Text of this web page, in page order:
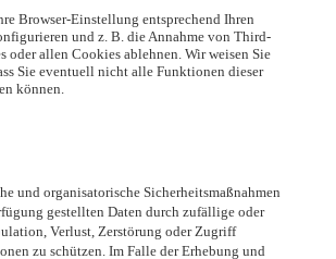
Browser-Einstellung entsprechend Ihren
und z. B. die Annahme von Third-
oder allen Cookies ablehnen. Wir weisen Sie
Sie eventuell nicht alle Funktionen dieser
können.
und organisatorische Sicherheitsmaßnahmen
gestellten Daten durch zufällige oder
Verlust, Zerstörung oder Zugriff
zu schützen. Im Falle der Erhebung und